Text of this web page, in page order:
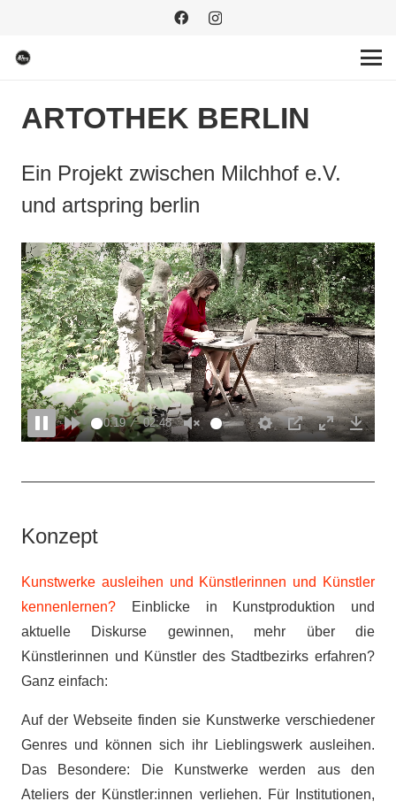
ARTOTHEK BERLIN
Ein Projekt zwischen Milchhof e.V.
und artspring berlin
RewindPauseForward
00:20 02:48
Unmute Settings
PIP Enter
Konzept
Kunstwerke ausleihen und Künstlerinnen und Künstler
kennenlernen? Einblicke in Kunstproduktion und
aktuelle Diskurse gewinnen, mehr über die
Künstlerinnen und Künstler des Stadtbezirks erfahren?
Ganz einfach:
Auf der Webseite finden sie Kunstwerke verschiedener
Genres und können sich ihr Lieblingswerk ausleihen.
Das Besondere: Die Kunstwerke werden aus den
Ateliers der Künstler:innen verliehen. Für Institutionen,